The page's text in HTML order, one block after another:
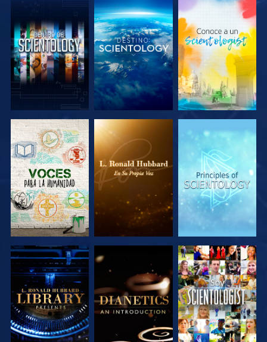
EXPLORA LAS
SERIES
EXPLORA LAS
SERIES
EXPLORA LAS
SERIES
EXPLORA LAS
SERIES
EXPLORA LAS
SERIES
VE